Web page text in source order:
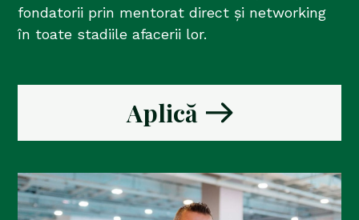
fondatorii prin mentorat direct și networking
în toate stadiile afacerii lor.
Aplică